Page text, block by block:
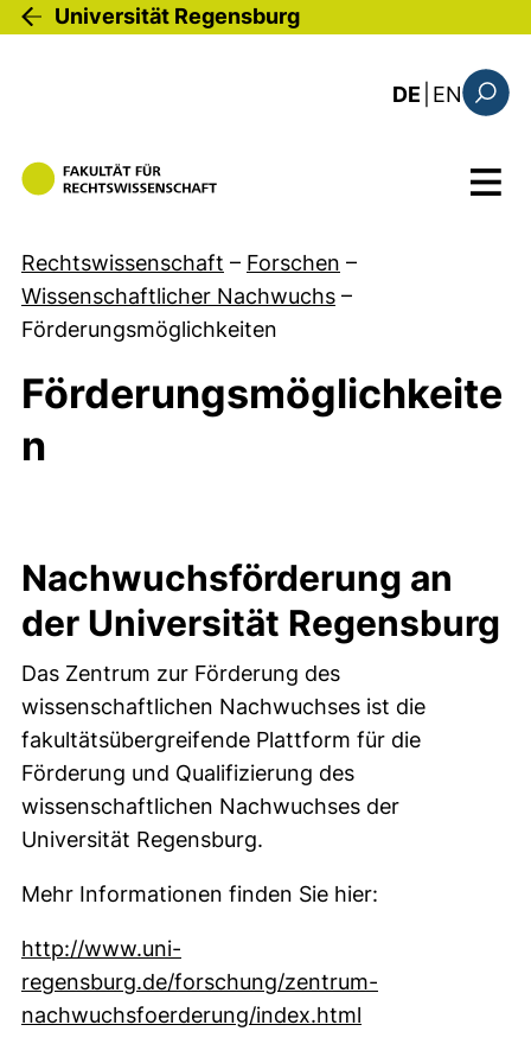
Direkt zum Inhalt
Universität Regensburg
DE EN: the
Menü
Rechtswissenschaft – Forschen –
Wissenschaftlicher Nachwuchs –
Förderungsmöglichkeiten
Förderungsmöglichkeite
n
Nachwuchsförderung an
der Universität Regensburg
Das Zentrum zur Förderung des
wissenschaftlichen Nachwuchses ist die
fakultätsübergreifende Plattform für die
Förderung und Qualifizierung des
wissenschaftlichen Nachwuchses der
Universität Regensburg.
Mehr Informationen finden Sie hier:
http://www.uni-
regensburg.de/forschung/zentrum-
nachwuchsfoerderung/index.html